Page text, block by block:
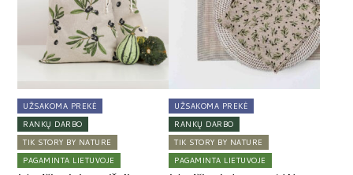
UŽSAKOMA PREKĖ
RANKŲ DARBO
TIK STORY BY NATURE
PAGAMINTA LIETUVOJE
UŽSAKOMA PREKĖ
RANKŲ DARBO
TIK STORY BY NATURE
PAGAMINTA LIETUVOJE